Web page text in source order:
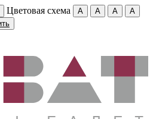
Цветовая схема A A A
A